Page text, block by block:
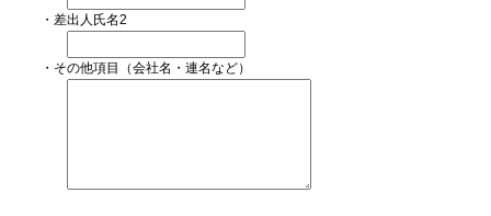
・差出人氏名2
・その他項目（会社名・連名など）